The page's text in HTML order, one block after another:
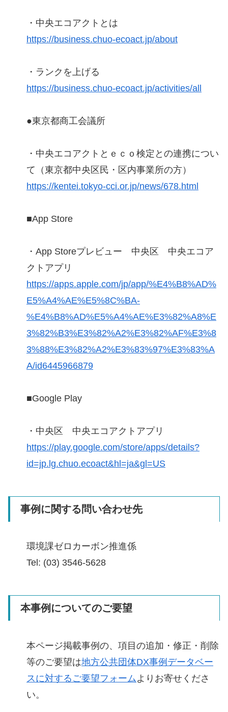
・中央エコアクトとは
https://business.chuo-ecoact.jp/about
・ランクを上げる
https://business.chuo-ecoact.jp/activities/all
●東京都商工会議所
・中央エコアクトとｅｃｏ検定との連携につい
て（東京都中央区民・区内事業所の方）
https://kentei.tokyo-cci.or.jp/news/678.html
■App Store
・App Storeプレビュー 中央区 中央エコア
クトアプリ
https://apps.apple.com/jp/app/%E4%B8%AD%
E5%A4%AE%E5%8C%BA-
%E4%B8%AD%E5%A4%AE%E3%82%A8%E
3%82%B3%E3%82%A2%E3%82%AF%E3%8
3%88%E3%82%A2%E3%83%97%E3%83%A
A/id6445966879
■Google Play
・中央区 中央エコアクトアプリ
https://play.google.com/store/apps/details?
id=jp.lg.chuo.ecoact&hl=ja&gl=US
事例に関する問い合わせ先
環境課ゼロカーボン推進係
Tel: (03) 3546-5628
本事例についてのご要望
本ページ掲載事例の、項目の追加・修正・削除
等のご要望は地方公共団体DX事例データベー
スに対するご要望フォーム よりお寄せくださ
い。